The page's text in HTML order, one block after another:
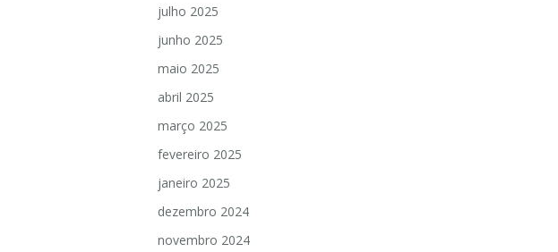
julho 2025
junho 2025
maio 2025
abril 2025
março 2025
fevereiro 2025
janeiro 2025
dezembro 2024
novembro 2024